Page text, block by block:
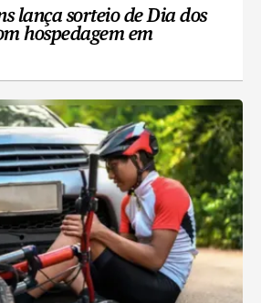
lança sorteio de Dia dos
hospedagem em